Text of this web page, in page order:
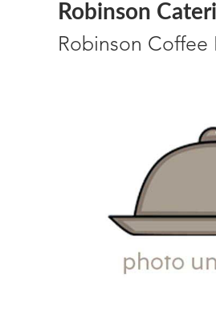
Robinson
Robinson Coffee